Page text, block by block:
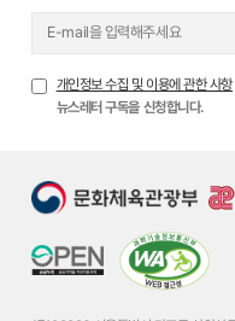
개인정보 수집 및 이용에 관한 사항
뉴스레터 구독을 신청합니다.